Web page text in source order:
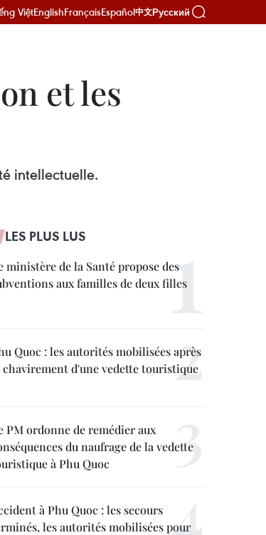
ViệtEnglishFrançaisEspañol中文Русский
et les
intellectuelle.
LES PLUS LUS
ministère de la Santé propose des
aux familles de deux filles
Quoc : les autorités mobilisées après
chavirement d'une vedette touristique
PM ordonne de remédier aux
du naufrage de la vedette
à Phu Quoc
à Phu Quoc : les secours
les autorités mobilisées pour